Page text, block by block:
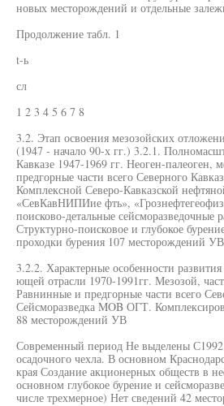
новых месторождений и отдельные
Продолжение табл. 1
t-ь
сл
1 2 3 4 5 6 7 8
3.2. Этап освоения мезозойских
(1947 - начало 90-х гг.) 3.2.1.
Кавказе 1947-1969 гг. Неоген-палеоген,
предгорные части всего Северного
Комплексной Северо-Кавказской
«СевКавНИПИие фть»,
поисково-детальные
Структурно-поисковое и глубокое
проходки бурения 107 месторождений УВ
3.2.2. Характерные особенности
ющей отрасли 1970-1991гг. Мезозой,
Равнинные и предгорные части всего
Сейсморазведка MOB ОГТ.
88 месторождений УВ
Современный период Не выделены С1992
осадочного чехла. В основном
края Создание акционерных обществ в
основном глубокое бурение и
числе трехмерное) Нет сведений 42